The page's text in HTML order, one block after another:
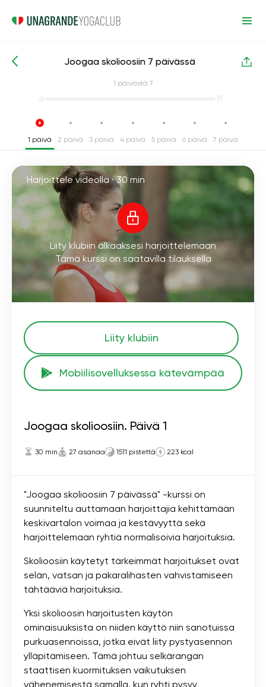
Intensiiviset joogakurssit Takaisin
Joogaa skolioosiin 7 päivässä
1 päivästä 7
1 päivä 2 päivä 3 päivä 4 päivä 5 päivä 6 päivä 7 päivä
Harjoittele videolla ·30 min
Liity klubiin alkaaksesi harjoittelemaan
Tämä kurssi on saatavilla tilauksella
Liity klubiin
Mobiilisovelluksessa kätevämpää
Joogaa skolioosiin. Päivä 1
30 min 27 asanaa 1511 pistettä 223 kcal
"Joogaa skolioosiin 7 päivässä" -kurssi on
suunniteltu auttamaan harjoittajia kehittämään
keskivartalon voimaa ja kestävyyttä sekä
harjoittelemaan ryhtiä normalisoivia harjoituksia.
Skolioosiin käytetyt tärkeimmät harjoitukset ovat
selän, vatsan ja pakaralihasten vahvistamiseen
tähtääviä harjoituksia.
Yksi skolioosin harjoitusten käytön
ominaisuuksista on niiden käyttö niin sanotuissa
purkuasennoissa, jotka eivät liity pystyasennon
ylläpitämiseen. Tämä johtuu selkärangan
staattisen kuormituksen vaikutuksen
vähenemisestä samalla, kun ryhti pysyy